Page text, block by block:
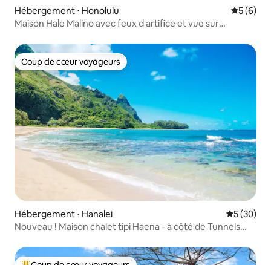
Hébergement ⋅ Honolulu
5 (6)
Maison Hale Malino avec feux d'artifice et vue sur
Coup de cœur voyageurs
Coup de cœur voyageurs
Hébergement ⋅ Hanalei
5 (30)
Nouveau ! Maison chalet tipi Haena - à côté de Tunnels